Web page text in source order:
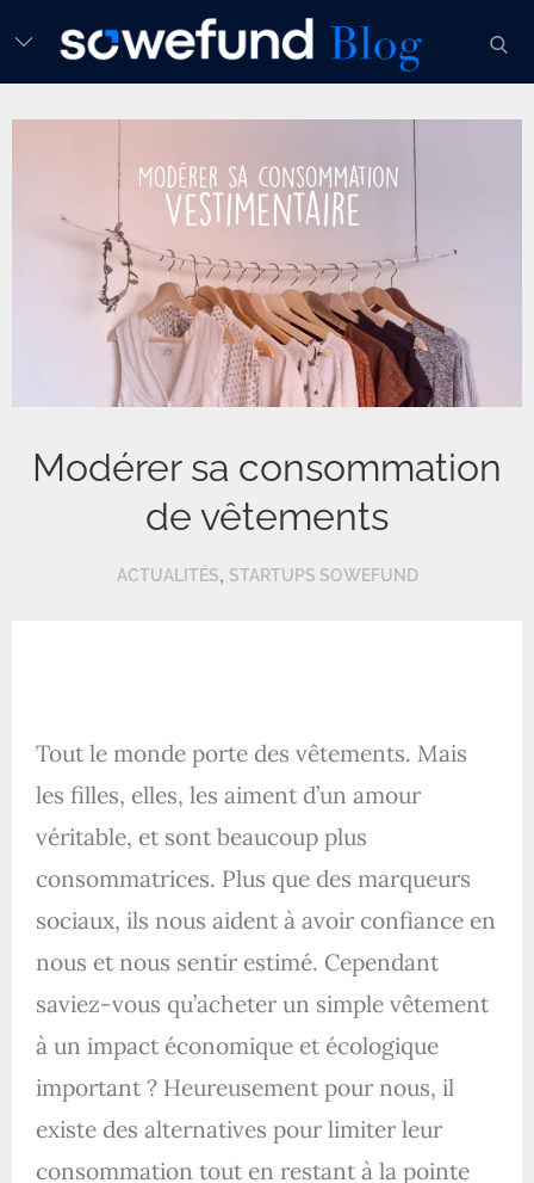
to
Modérer sa consommation
de vêtements
ACTUALITÉS, STARTUPS SOWEFUND
Tout le monde porte des vêtements. Mais
les filles, elles, les aiment d’un amour
véritable, et sont beaucoup plus
consommatrices. Plus que des marqueurs
sociaux, ils nous aident à avoir confiance en
nous et nous sentir estimé. Cependant
saviez-vous qu’acheter un simple vêtement
à un impact économique et écologique
important ? Heureusement pour nous, il
existe des alternatives pour limiter leur
consommation tout en restant à la pointe